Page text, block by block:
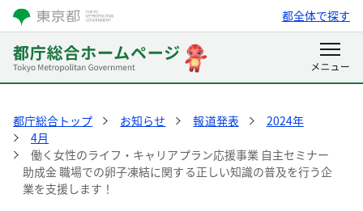
都全体で探す
都庁総合トップ お知らせ 報道発表
2024年
4月
働く女性のライフ・キャリアプラン応援事業 自主セミナー
助成金 職場での卵子凍結に関する正しい知識の普及を行う企
業を支援します！